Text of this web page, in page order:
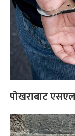
पोखराबाट